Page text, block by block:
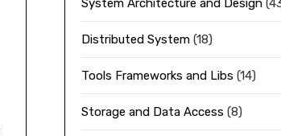
Distributed System(18)
Tools Frameworks and Libs (14)
Storage and Data Access (8)